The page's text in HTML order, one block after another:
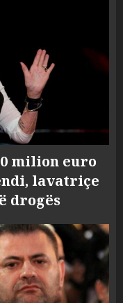
milion euro
lavatriçe
drogës